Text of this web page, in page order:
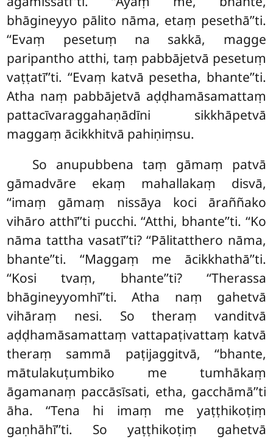
bhāgineyyo pālito nāma, etaṃ pesethā’’ti.
‘‘Evaṃ pesetuṃ na sakkā, magge
paripantho atthi, taṃ pabbājetvā pesetuṃ
vaṭṭatī’’ti. ‘‘Evaṃ katvā pesetha, bhante’’ti.
Atha naṃ pabbājetvā aḍḍhamāsamattaṃ
pattacīvaraggahaṇādīni sikkhāpetvā
maggaṃ ācikkhitvā pahiṇiṃsu.
So anupubbena taṃ gāmaṃ patvā
gāmadvāre ekaṃ mahallakaṃ disvā,
‘‘imaṃ gāmaṃ nissāya koci āraññako
vihāro atthī’’ti pucchi. ‘‘Atthi, bhante’’ti. ‘‘Ko
nāma tattha vasatī’’ti? ‘‘Pālitatthero nāma,
bhante’’ti. ‘‘Maggaṃ me ācikkhathā’’ti.
‘‘Kosi tvaṃ, bhante’’ti? ‘‘Therassa
bhāgineyyomhī’’ti. Atha naṃ gahetvā
vihāraṃ nesi. So theraṃ vanditvā
aḍḍhamāsamattaṃ vattapaṭivattaṃ katvā
theraṃ sammā paṭijaggitvā, ‘‘bhante,
mātulakuṭumbiko me tumhākaṃ
āgamanaṃ paccāsīsati, etha, gacchāmā’’ti
āha. ‘‘Tena hi imaṃ me yaṭṭhikoṭiṃ
gaṇhāhī’’ti. So yaṭṭhikoṭiṃ gahetvā